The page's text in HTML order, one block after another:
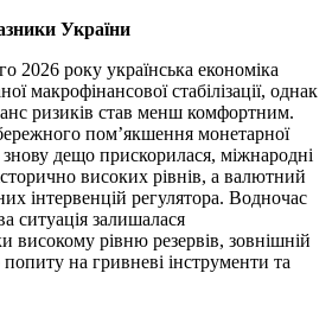
України
2026 року українська економіка
макрофінансової стабілізації, однак
ризиків став менш комфортним.
пом’якшення монетарної
дещо прискорилася, міжнародні
високих рівнів, а валютний
інтервенцій регулятора. Водночас
ситуація залишалася
високому рівню резервів, зовнішній
на гривневі інструменти та